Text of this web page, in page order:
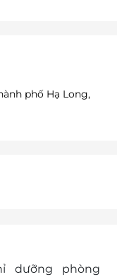
phố Hạ Long,
dưỡng phòng